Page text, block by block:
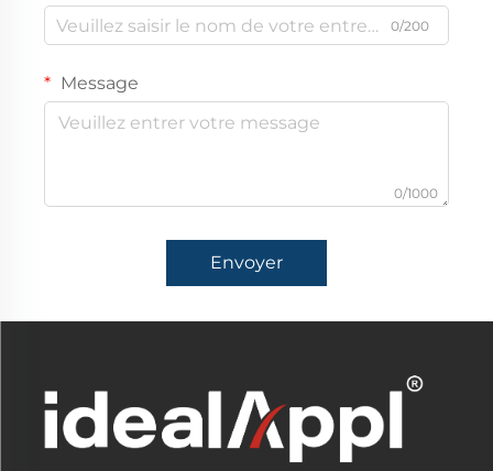
0/200
Message
0/1000
Envoyer